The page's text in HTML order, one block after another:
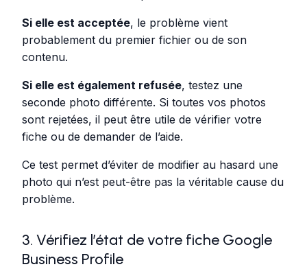
Si elle est acceptée, le problème vient
probablement du premier fichier ou de son
contenu.
Si elle est également refusée, testez une
seconde photo différente. Si toutes vos photos
sont rejetées, il peut être utile de vérifier votre
fiche ou de demander de l’aide.
Ce test permet d’éviter de modifier au hasard une
photo qui n’est peut-être pas la véritable cause du
problème.
3. Vérifiez l’état de votre fiche Google
Business Profile